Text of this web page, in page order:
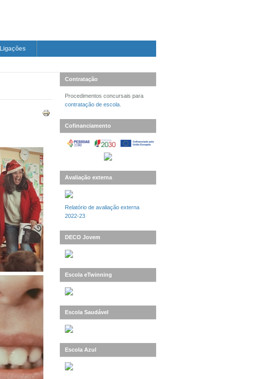
Ligações
Contratação
Procedimentos concursais para
contratação de escola
Cofinanciamento
Avaliação externa
Relatório de avaliação externa
2022-23
DECO Jovem
Escola eTwinning
Escola Saudável
Escola Azul